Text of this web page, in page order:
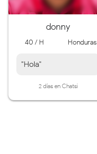
donny
40 / H Honduras
"Hola"
2 días en Chatsi